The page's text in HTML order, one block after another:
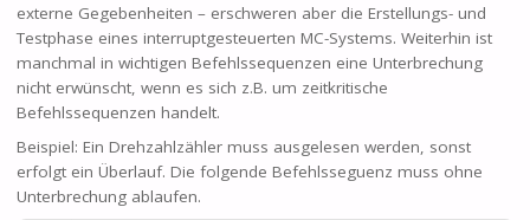
externe Gegebenheiten – erschweren aber die Erstellungs- und
Testphase eines interruptgesteuerten MC-Systems. Weiterhin ist
manchmal in wichtigen Befehlssequenzen eine Unterbrechung
nicht erwünscht, wenn es sich z.B. um zeitkritische
Befehlssequenzen handelt.
Beispiel: Ein Drehzahlzähler muss ausgelesen werden, sonst
erfolgt ein Überlauf. Die folgende Befehlsseguenz muss ohne
Unterbrechung ablaufen.